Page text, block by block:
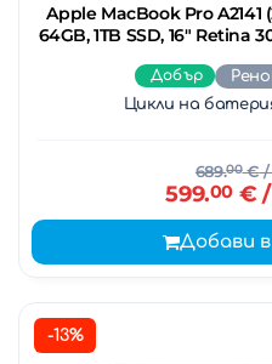
Apple MacBook Pro A2141
64GB, 1TB SSD, 16" Retina
Добър
Цикли на
689.00€/
599.00€ /
Добави
-13%